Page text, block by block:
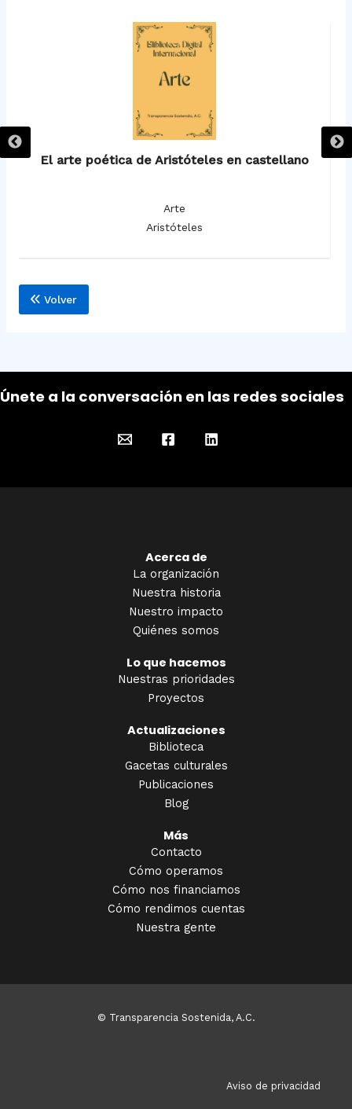
El arte poética de Aristóteles en castellano
Arte
Aristóteles
Volver
Únete a la conversación en las redes sociales
Acerca de
La organización
Nuestra historia
Nuestro impacto
Quiénes somos
Lo que hacemos
Nuestras prioridades
Proyectos
Actualizaciones
Biblioteca
Gacetas culturales
Publicaciones
Blog
Más
Contacto
Cómo operamos
Cómo nos financiamos
Cómo rendimos cuentas
Nuestra gente
© Transparencia Sostenida, A.C.
Aviso de privacidad